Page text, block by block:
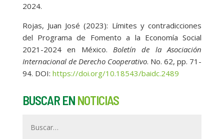
2024.
Rojas, Juan José (2023): Límites y contradicciones
del Programa de Fomento a la Economía Social
2021-2024 en México. Boletín de la Asociación
Internacional de Derecho Cooperativo. No. 62, pp. 71-
94. DOI: https://doi.org/10.18543/baidc.2489
BUSCAR EN NOTICIAS